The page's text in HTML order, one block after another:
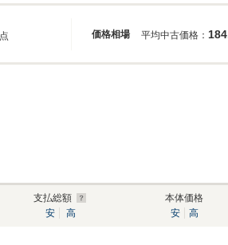
価格相場
点 平均中古価格：
支払総額
安
高
本体価格
安
高